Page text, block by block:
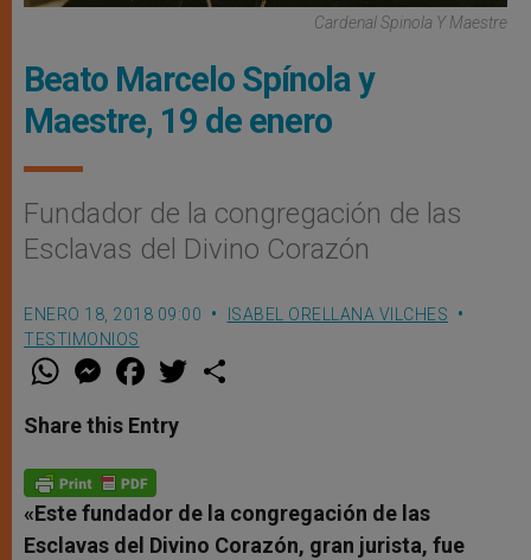
Cardenal Spinola Y Maestre
Beato Marcelo Spínola y
Maestre, 19 de enero
Fundador de la congregación de las
Esclavas del Divino Corazón
ENERO 18, 2018 09:00
ISABEL ORELLANA VILCHES
TESTIMONIOS
W
t
s
p
p
M
e
s
e
g
e
r
F
a
e
b
o
k
w
Share this Entry
«Este fundador de la congregación de las
Esclavas del Divino Corazón, gran jurista, fue